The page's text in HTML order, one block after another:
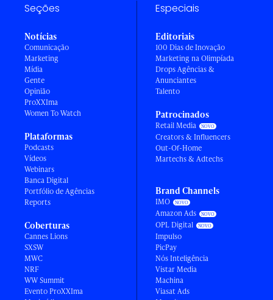
Seções
Notícias
Comunicação
Marketing
Mídia
Gente
Opinião
ProXXIma
Women To Watch
Plataformas
Podcasts
Vídeos
Webinars
Banca Digital
Portfólio de Agências
Reports
Coberturas
Cannes Lions
SXSW
MWC
NRF
WW Summit
Evento ProXXIma
Especiais
Editoriais
100 Dias de Inovação
Marketing na Olimpíada
Drops Agências &
Anunciantes
Talento
Patrocinados
Retail Media
Creators & Influencers
Out-Of-Home
Martechs & Adtechs
Brand Channels
IMO
Amazon Ads
OPL Digital
Impulso
PicPay
Nós Inteligência
Vistar Media
Machina
Viasat Ads